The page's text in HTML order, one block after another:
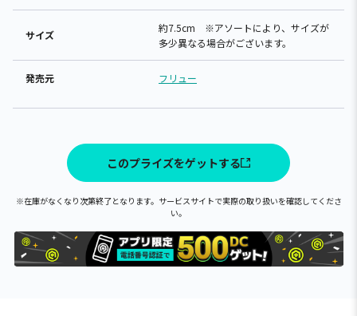
サイズ
約7.5cm ※アソートにより、サイズが
多少異なる場合がございます。
発売元 フリュー
このプライズをゲットする
※在庫がなくなり次第終了となります。サービスサイトで実際の取り扱いを確認してくださ
い。